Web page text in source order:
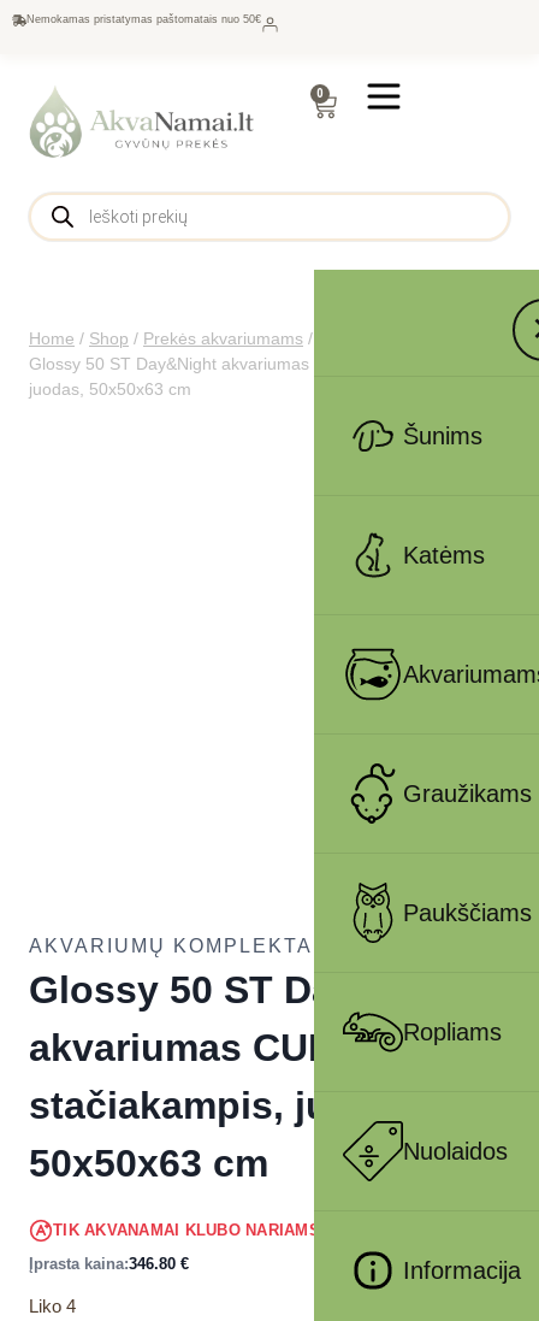
Nemokamas pristatymas paštomatais nuo 50€
0
Šunims
Katėms
Graužikams
Paukščiams
Ropliams
Nuolaidos
Informacija
Home / Shop / Prekės akvariumams /
Glossy 50 ST Day&Night akvariumas CUBE stačiakampis,
juodas, 50x50x63 cm
AKVARIUMŲ KOMPLEKTAI
Glossy 50 ST Day&Night
akvariumas CUBE
stačiakampis, juodas,
50x50x63 cm
TIK AKVANAMAI KLUBO NARIAMS
Įprasta kaina:346.80 €
Liko 4